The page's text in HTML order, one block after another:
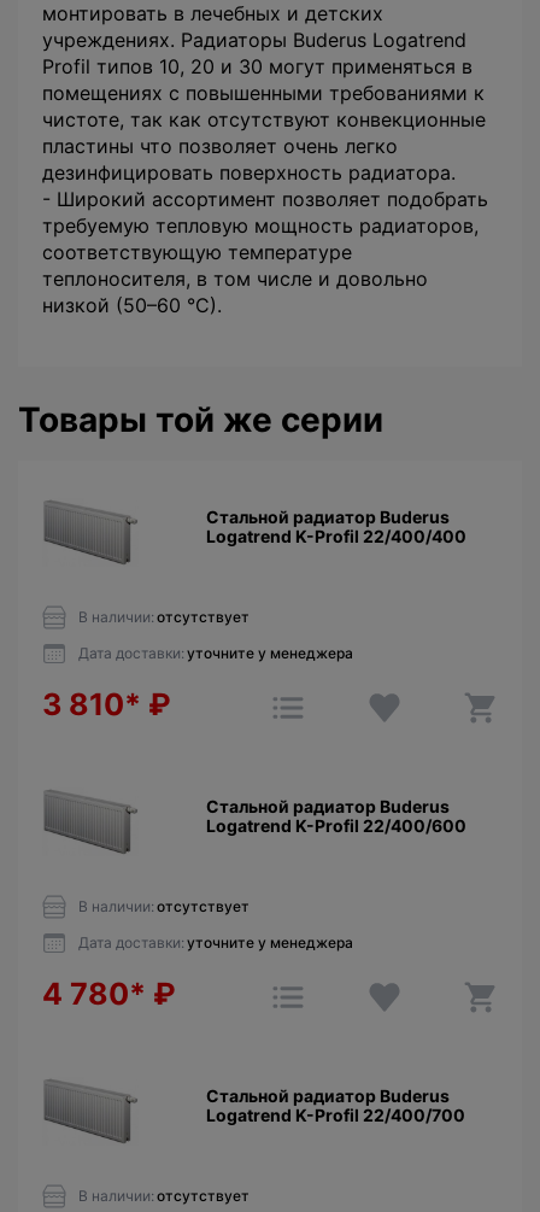
монтировать в лечебных и детских
учреждениях. Радиаторы Buderus Logatrend
Profil типов 10, 20 и 30 могут применяться в
помещениях с повышенными требованиями к
чистоте, так как отсутствуют конвекционные
пластины что позволяет очень легко
дезинфицировать поверхность радиатора.
- Широкий ассортимент позволяет подобрать
требуемую тепловую мощность радиаторов,
соответствующую температуре
теплоносителя, в том числе и довольно
низкой (50–60 °С).
Товары той же серии
Стальной радиатор Buderus
Logatrend K-Profil 22/400/400
В наличии: отсутствует
Дата доставки: уточните у менеджера
3 810* ₽
Стальной радиатор Buderus
Logatrend K-Profil 22/400/600
В наличии: отсутствует
Дата доставки: уточните у менеджера
4 780* ₽
Стальной радиатор Buderus
Logatrend K-Profil 22/400/700
В наличии: отсутствует